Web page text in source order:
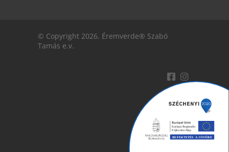
© Copyright 2026. Éremverde® Szabó
Tamás e.v.